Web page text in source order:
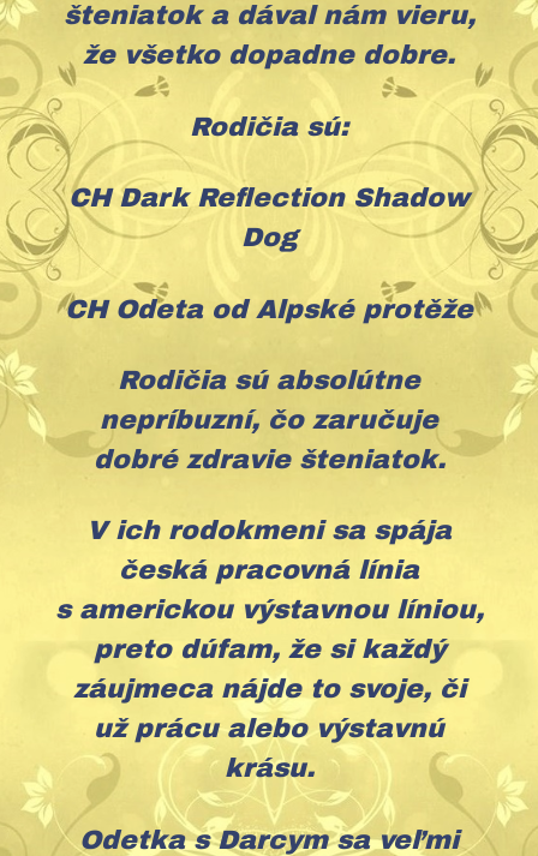
šteniatok a dával nám vieru,
že všetko dopadne dobre.
Rodičia sú:
CH Dark Reflection Shadow
Dog
CH Odeta od Alpské protěže
Rodičia sú absolútne
nepríbuzní, čo zaručuje
dobré zdravie šteniatok.
V ich rodokmeni sa spája
česká pracovná línia
s americkou výstavnou líniou,
preto dúfam, že si každý
záujmeca nájde to svoje, či
už prácu alebo výstavnú
krásu.
Odetka s Darcym sa veľmi